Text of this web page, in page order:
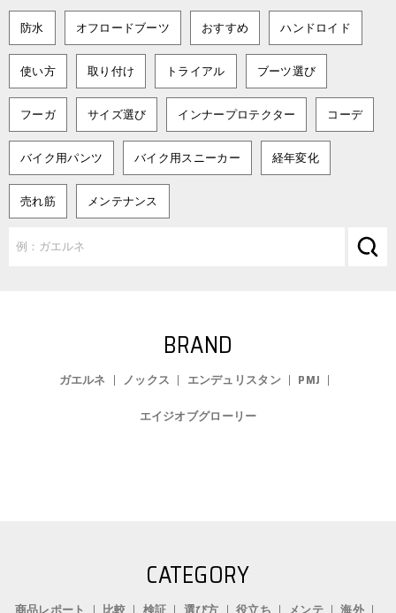
防水 オフロードブーツ おすすめ ハンドロイド
使い方 取り付け トライアル ブーツ選び
フーガ サイズ選び インナープロテクター コーデ
バイク用パンツ バイク用スニーカー 経年変化
売れ筋 メンテナンス
BRAND
ガエルネ ノックス エンデュリスタン
PMJ
エイジオブグローリー
CATEGORY